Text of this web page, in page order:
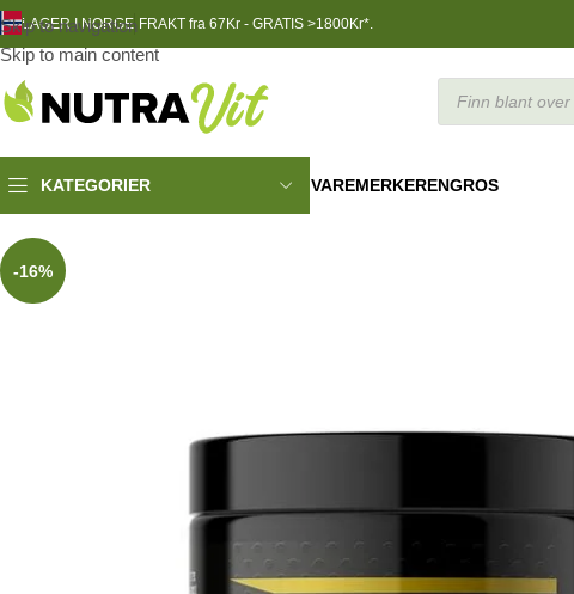
Skip to navigation
Skip to main content
LAGER I NORGEFRAKT fra 67Kr - GRATIS >1800Kr*.
KATEGORIER VAREMERKERENGROS
-16%